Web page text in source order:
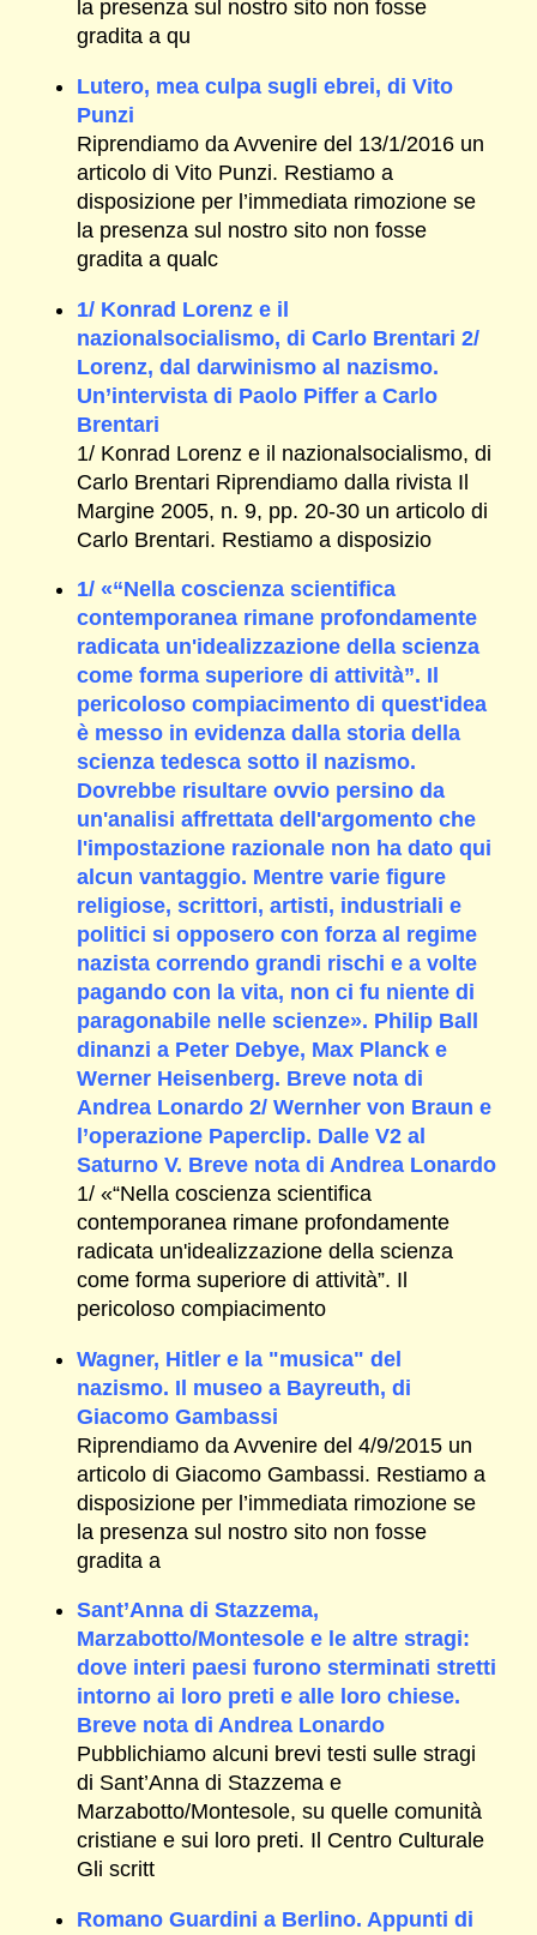
la presenza sul nostro sito non fosse
gradita a qu
Lutero, mea culpa sugli ebrei, di Vito
Punzi
Riprendiamo da Avvenire del 13/1/2016 un
articolo di Vito Punzi. Restiamo a
disposizione per l’immediata rimozione se
la presenza sul nostro sito non fosse
gradita a qualc
1/ Konrad Lorenz e il
nazionalsocialismo, di Carlo Brentari 2/
Lorenz, dal darwinismo al nazismo.
Un’intervista di Paolo Piffer a Carlo
Brentari
1/ Konrad Lorenz e il nazionalsocialismo, di
Carlo Brentari Riprendiamo dalla rivista Il
Margine 2005, n. 9, pp. 20-30 un articolo di
Carlo Brentari. Restiamo a disposizio
1/ «“Nella coscienza scientifica
contemporanea rimane profondamente
radicata un'idealizzazione della scienza
come forma superiore di attività”. Il
pericoloso compiacimento di quest'idea
è messo in evidenza dalla storia della
scienza tedesca sotto il nazismo.
Dovrebbe risultare ovvio persino da
un'analisi affrettata dell'argomento che
l'impostazione razionale non ha dato qui
alcun vantaggio. Mentre varie figure
religiose, scrittori, artisti, industriali e
politici si opposero con forza al regime
nazista correndo grandi rischi e a volte
pagando con la vita, non ci fu niente di
paragonabile nelle scienze». Philip Ball
dinanzi a Peter Debye, Max Planck e
Werner Heisenberg. Breve nota di
Andrea Lonardo 2/ Wernher von Braun e
l’operazione Paperclip. Dalle V2 al
Saturno V. Breve nota di Andrea Lonardo
1/ «“Nella coscienza scientifica
contemporanea rimane profondamente
radicata un'idealizzazione della scienza
come forma superiore di attività”. Il
pericoloso compiacimento
Wagner, Hitler e la "musica" del
nazismo. Il museo a Bayreuth, di
Giacomo Gambassi
Riprendiamo da Avvenire del 4/9/2015 un
articolo di Giacomo Gambassi. Restiamo a
disposizione per l’immediata rimozione se
la presenza sul nostro sito non fosse
gradita a
Sant’Anna di Stazzema,
Marzabotto/Montesole e le altre stragi:
dove interi paesi furono sterminati stretti
intorno ai loro preti e alle loro chiese.
Breve nota di Andrea Lonardo
Pubblichiamo alcuni brevi testi sulle stragi
di Sant’Anna di Stazzema e
Marzabotto/Montesole, su quelle comunità
cristiane e sui loro preti. Il Centro Culturale
Gli scritt
Romano Guardini a Berlino. Appunti di